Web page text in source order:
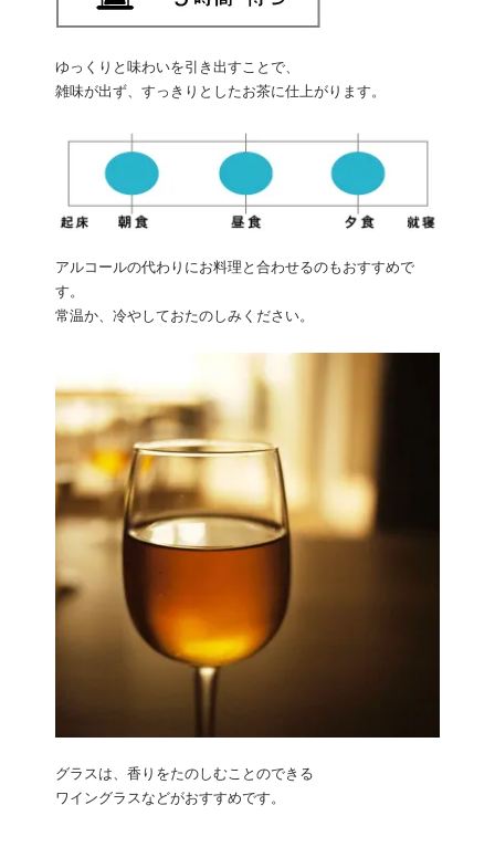
ゆっくりと味わいを引き出すことで、
雑味が出ず、すっきりとしたお茶に仕上がります。
アルコールの代わりにお料理と合わせるのもおすすめで
す。
常温か、冷やしておたのしみください。
グラスは、香りをたのしむことのできる
ワイングラスなどがおすすめです。